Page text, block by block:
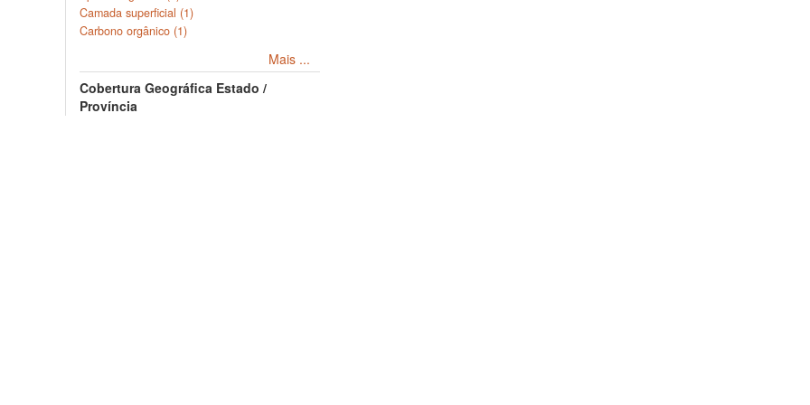
Camada superficial (1)
Carbono orgânico (1)
Mais ...
Cobertura Geográfica Estado /
Província